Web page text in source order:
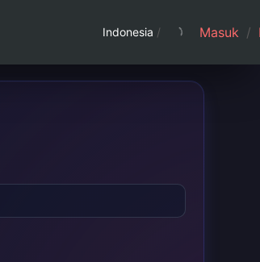
Indonesia / Masuk /